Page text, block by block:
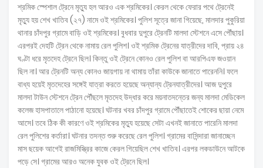
শ্রমিক স্পেশাল ট্রেনে মৃত্যু হল আরও এক শ্রমিকের। কেরল থেকে ফেরার পথে ট্রেনেই
মৃত্যু হয় শেখ খাতিব (২৭) নামে ওই শ্রমিকের। পুলিশ সূত্রে জানা গিয়েছে, মালদার পুকুরিয়া
থানার চাঁদপুর গ্রামে বাড়ি ওই শ্রমিকের। বুধবার দুপুরে ট্রেনটি মালদা স্টেশনে এসে পৌঁছায়।
এরপরই দেহটি ট্রেন থেকে নামায় রেল পুলিশ। ওই শ্রমিক ট্রেনের যাত্রীদের দাবি, প্রায় ২৪
ঘণ্টা ধরে মৃতদেহ ট্রেনে ছিল। কিন্তু ওই ট্রেনে কোনও রেল পুলিশ বা আরপিএফ জওয়ান
ছিল না। আর ট্রেনটি অন্য কোনও জায়গায় না থামায় তাঁরা কাউকে জানাতে পারেননি। ফলে
বাধ্য হয়েই মৃতদেহের সঙ্গেই যাত্রা করতে হয়েছে অন্যান্য ট্রেনযাত্রীদের। আজ দুপুরে
মালদা টাউন স্টেশনে ট্রেন পৌঁছলে মৃতদেহ উদ্ধার করে ময়নাতদন্তের জন্য মালদা মেডিকেল
কলেজ হাসপাতালে পাঠানো হয়েছে। ঘটনার খবর চাঁদপুর গ্রামে পৌঁছাতেই শোকের ছায়া নেমে
আসে। তবে ঠিক কী কারণে ওই শ্রমিকের মৃত্যু হয়েছে সেটা এখনই জানাতে পারেনি মালদা
রেল পুলিশের কর্তারা। ঘটনার তদন্ত শুরু করেছে রেল পুলিশ। গ্রামের বাসিন্দারা জানাচ্ছেন
মাস ছয়েক আগেই রাজমিস্ত্রির কাজে কেরল গিয়েছিল শেখ খাতিব। এরপর লকডাউনে আটকে
পড়ে সে। গ্রামের আরও অনেক যুবক ওই ট্রেনে ছিল।